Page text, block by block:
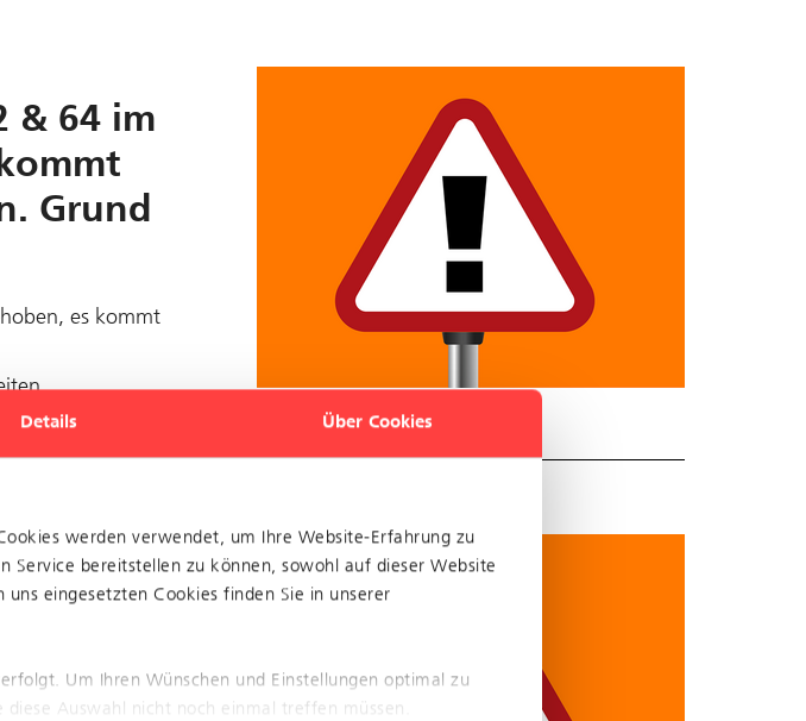
Details Über Cookies
werden verwendet, um Ihre Website-Erfahrung zu
Service bereitstellen zu können, sowohl auf dieser Website
eingesetzten Cookies finden Sie in unserer
Um Ihren Wünschen und Einstellungen optimal zu
Auswahl nicht noch einmal treffen müssen.
& 64 im
Grund
es kommt
Ein